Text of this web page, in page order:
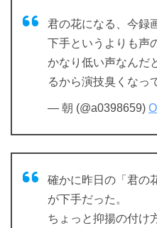
君の花になる、今録
下手というよりも声
かなり低い声なんだ
るから演技臭くなっ
— 朝 (@a0398659)
確かに昨日の「君の
が下手だった。
ちょっと抑揚の付け